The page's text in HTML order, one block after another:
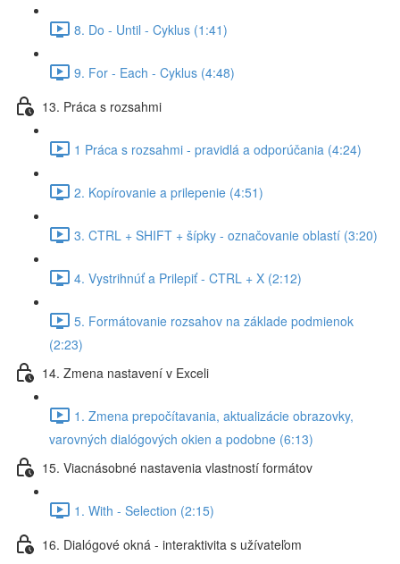
8. Do - Until - Cyklus (1:41)
9. For - Each - Cyklus (4:48)
13. Práca s rozsahmi
1 Práca s rozsahmi - pravidlá a odporúčania (4:24)
2. Kopírovanie a prilepenie (4:51)
3. CTRL + SHIFT + šípky - označovanie oblastí (3:20)
4. Vystrihnúť a Prilepiť - CTRL + X (2:12)
5. Formátovanie rozsahov na základe podmienok
(2:23)
14. Zmena nastavení v Exceli
1. Zmena prepočítavania, aktualizácie obrazovky,
varovných dialógových okien a podobne (6:13)
15. Viacnásobné nastavenia vlastností formátov
1. With - Selection (2:15)
16. Dialógové okná - interaktivita s užívateľom